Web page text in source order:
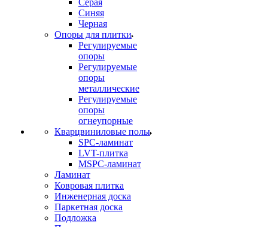
Серая
Синяя
Черная
Опоры для плитки
Регулируемые
опоры
Регулируемые
опоры
металлические
Регулируемые
опоры
огнеупорные
Кварцвиниловые полы
SPC-ламинат
LVT-плитка
MSPC-ламинат
Ламинат
Ковровая плитка
Инженерная доска
Паркетная доска
Подложка